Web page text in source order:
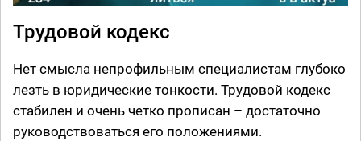
Трудовой кодекс
Нет смысла непрофильным специалистам глубоко
лезть в юридические тонкости. Трудовой кодекс
стабилен и очень четко прописан – достаточно
руководствоваться его положениями.